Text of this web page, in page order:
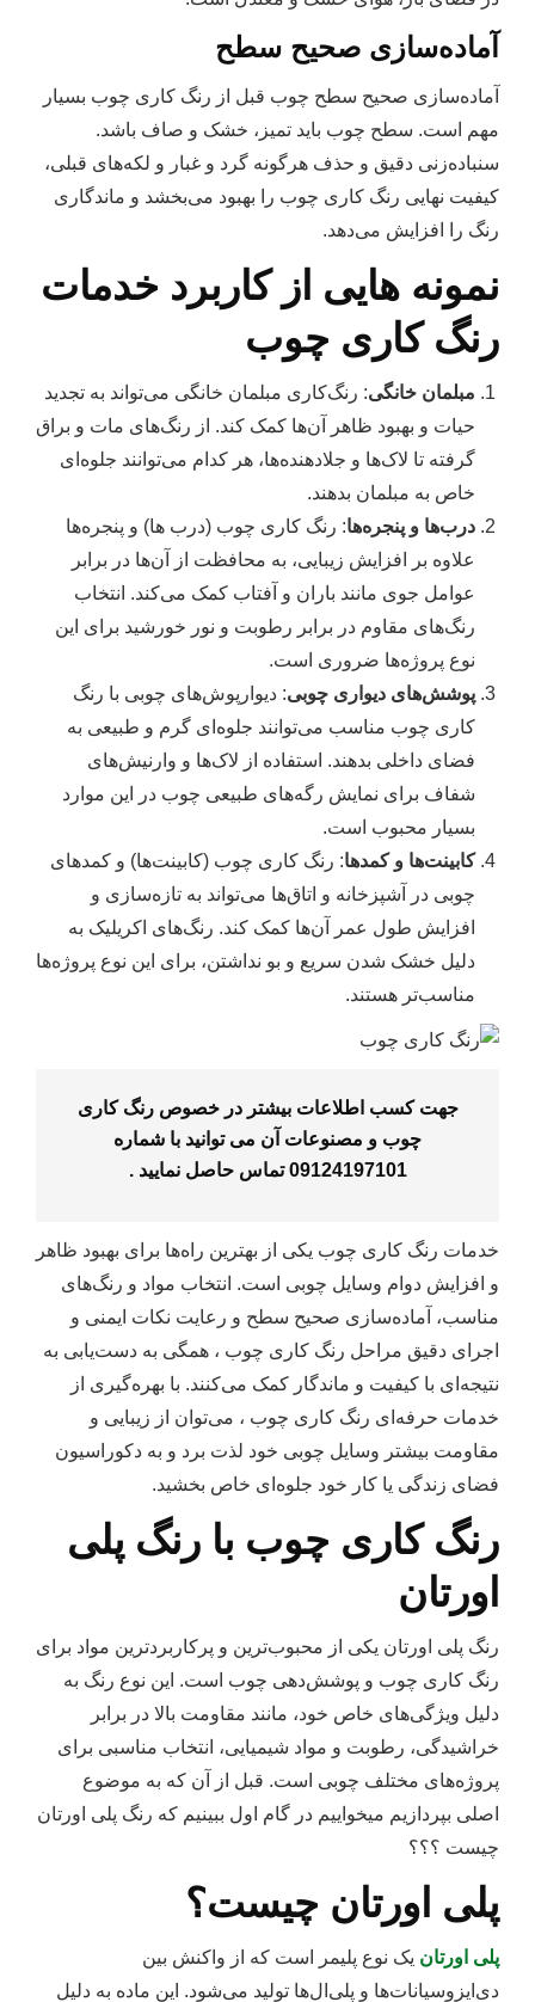
آماده‌سازی صحیح سطح
آماده‌سازی صحیح سطح چوب قبل از رنگ کاری چوب بسیار
مهم است. سطح چوب باید تمیز، خشک و صاف باشد.
سنباده‌زنی دقیق و حذف هرگونه گرد و غبار و لکه‌های قبلی،
کیفیت نهایی رنگ کاری چوب را بهبود می‌بخشد و ماندگاری
رنگ را افزایش می‌دهد.
نمونه‌ هایی از کاربرد خدمات
رنگ‌ کاری چوب
مبلمان خانگی: رنگ‌کاری مبلمان خانگی می‌تواند به تجدید
حیات و بهبود ظاهر آن‌ها کمک کند. از رنگ‌های مات و براق
گرفته تا لاک‌ها و جلادهنده‌ها، هر کدام می‌توانند جلوه‌ای
خاص به مبلمان بدهند.
درب‌ها و پنجره‌ها: رنگ‌ کاری چوب (درب ها) و پنجره‌ها
علاوه بر افزایش زیبایی، به محافظت از آن‌ها در برابر
عوامل جوی مانند باران و آفتاب کمک می‌کند. انتخاب
رنگ‌های مقاوم در برابر رطوبت و نور خورشید برای این
نوع پروژه‌ها ضروری است.
پوشش‌های دیواری چوبی: دیوارپوش‌های چوبی با رنگ
کاری چوب مناسب می‌توانند جلوه‌ای گرم و طبیعی به
فضای داخلی بدهند. استفاده از لاک‌ها و وارنیش‌های
شفاف برای نمایش رگه‌های طبیعی چوب در این موارد
بسیار محبوب است.
کابینت‌ها و کمدها: رنگ‌ کاری چوب (کابینت‌ها) و کمدهای
چوبی در آشپزخانه و اتاق‌ها می‌تواند به تازه‌سازی و
افزایش طول عمر آن‌ها کمک کند. رنگ‌های اکریلیک به
دلیل خشک شدن سریع و بو نداشتن، برای این نوع پروژه‌ها
مناسب‌تر هستند.
جهت کسب اطلاعات بیشتر در خصوص رنگ کاری
چوب و مصنوعات آن می توانید با شماره
09124197101 تماس حاصل نمایید .
خدمات رنگ‌ کاری چوب یکی از بهترین راه‌ها برای بهبود ظاهر
و افزایش دوام وسایل چوبی است. انتخاب مواد و رنگ‌های
مناسب، آماده‌سازی صحیح سطح و رعایت نکات ایمنی و
اجرای دقیق مراحل رنگ‌ کاری چوب ، همگی به دست‌یابی به
نتیجه‌ای با کیفیت و ماندگار کمک می‌کنند. با بهره‌گیری از
خدمات حرفه‌ای رنگ‌ کاری چوب ، می‌توان از زیبایی و
مقاومت بیشتر وسایل چوبی خود لذت برد و به دکوراسیون
فضای زندگی یا کار خود جلوه‌ای خاص بخشید.
رنگ کاری چوب با رنگ پلی
اورتان
رنگ پلی اورتان یکی از محبوب‌ترین و پرکاربردترین مواد برای
رنگ کاری چوب و پوشش‌دهی چوب است. این نوع رنگ به
دلیل ویژگی‌های خاص خود، مانند مقاومت بالا در برابر
خراشیدگی، رطوبت و مواد شیمیایی، انتخاب مناسبی برای
پروژه‌های مختلف چوبی است. قبل از آن که به موضوع
اصلی بپردازیم میخواییم در گام اول ببینیم که رنگ پلی اورتان
چیست ؟؟؟
پلی اورتان چیست؟
پلی اورتان یک نوع پلیمر است که از واکنش بین
دی‌ایزوسیانات‌ها و پلی‌ال‌ها تولید می‌شود. این ماده به دلیل